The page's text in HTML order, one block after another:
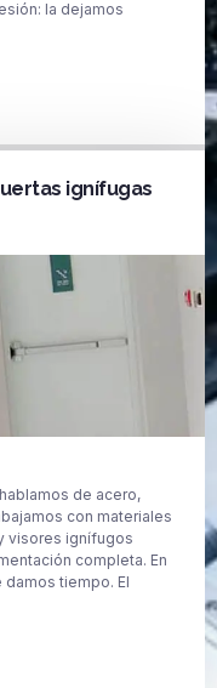
la dejamos
ignífugas
de acero,
con materiales
visores ignífugos
completa. En
damos tiempo. El